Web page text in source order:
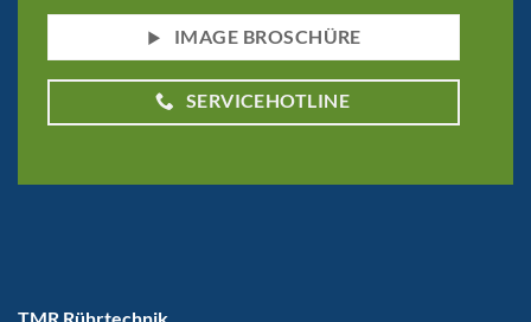
IMAGE BROSCHÜRE
SERVICEHOTLINE